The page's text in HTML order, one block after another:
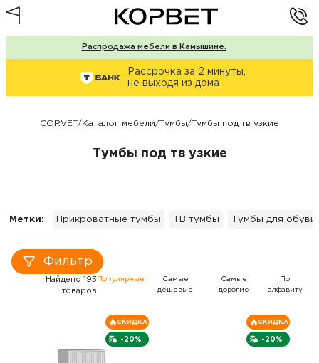
Распродажа мебели в Камышине.
Рассрочка за 2 минуты,
не выходя из дома
CORVET/Каталог мебели/Тумбы/Тумбы под тв узкие
Тумбы под тв узкие
Метки: Прикроватные тумбы ТВ тумбы Тумбы для обуви
Фильтр
Найдено 193
товаров
Популярные
Самые
дешевые
Самые
дорогие
По
алфавиту
-20%
СКИДКА
-20%
СКИДКА